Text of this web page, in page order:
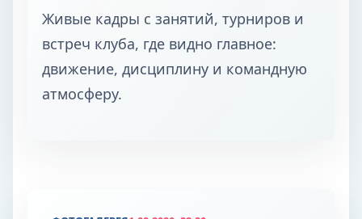
ВИДЕО
КОНТАКТЫ
Живые кадры с занятий, турниров и
встреч клуба, где видно главное:
движение, дисциплину и командную
атмосферу.